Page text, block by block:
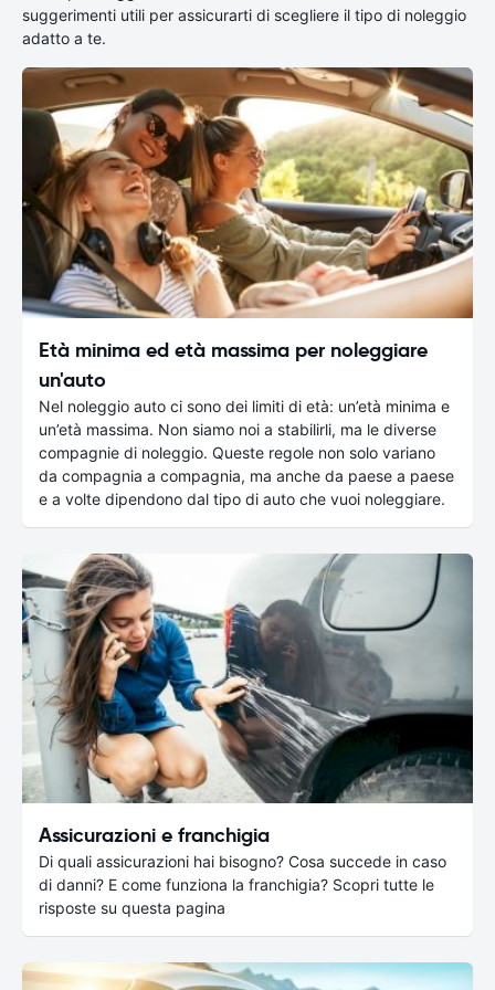
suggerimenti utili per assicurarti di scegliere il tipo di noleggio
adatto a te.
Età minima ed età massima per noleggiare
un'auto
Nel noleggio auto ci sono dei limiti di età: un’età minima e
un’età massima. Non siamo noi a stabilirli, ma le diverse
compagnie di noleggio. Queste regole non solo variano
da compagnia a compagnia, ma anche da paese a paese
e a volte dipendono dal tipo di auto che vuoi noleggiare.
Assicurazioni e franchigia
Di quali assicurazioni hai bisogno? Cosa succede in caso
di danni? E come funziona la franchigia? Scopri tutte le
risposte su questa pagina